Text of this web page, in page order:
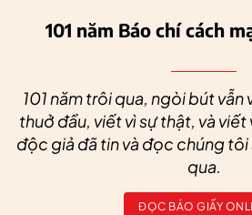
101 năm Báo chí cách
101 năm trôi qua, ngòi bút vẫn
thuở đầu, viết vì sự thật, và
độc giả đã tin và đọc chúng
qua.
ĐỌC BÁO GIẤY